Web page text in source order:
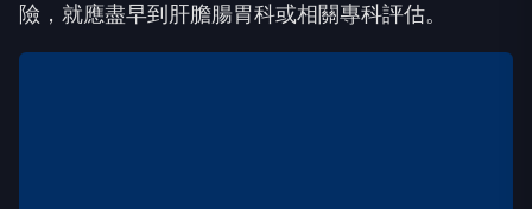
險，就應盡早到肝膽腸胃科或相關專科評估。